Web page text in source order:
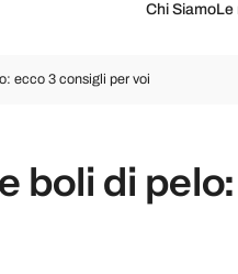
Chi SiamoLe
ecco 3 consigli per voi
boli di